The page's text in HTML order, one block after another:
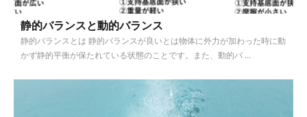
静的バランスと動的バランス
静的バランスとは 静的バランスが良いとは物体に外力が加わった時に動
かず静的平衡が保たれている状態のことです。また、動的バ ...